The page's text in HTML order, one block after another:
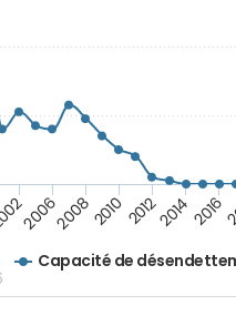
Capacité de
200620082010 201220142016